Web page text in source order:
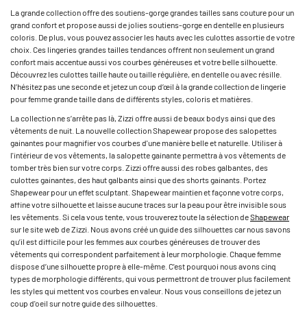
La grande collection offre des soutiens-gorge grandes tailles sans couture pour un
grand confort et propose aussi de jolies soutiens-gorge en dentelle en plusieurs
coloris. De plus, vous pouvez associer les hauts avec les culottes assortie de votre
choix. Ces lingeries grandes tailles tendances offrent non seulement un grand
confort mais accentue aussi vos courbes généreuses et votre belle silhouette.
Découvrez les culottes taille haute ou taille régulière, en dentelle ou avec résille.
N’hésitez pas une seconde et jetez un coup d’œil à la grande collection de lingerie
pour femme grande taille dans de différents styles, coloris et matières.
La collection ne s’arrête pas là, Zizzi offre aussi de beaux bodys ainsi que des
vêtements de nuit. La nouvelle collection Shapewear propose des salopettes
gainantes pour magnifier vos courbes d'une manière belle et naturelle. Utiliser à
l'intérieur de vos vêtements, la salopette gainante permettra à vos vêtements de
tomber très bien sur votre corps. Zizzi offre aussi des robes galbantes, des
culottes gainantes, des haut galbants ainsi que des shorts gainants. Portez
Shapewear pour un effet sculptant. Shapewear maintien et façonne votre corps,
affine votre silhouette et laisse aucune traces sur la peau pour être invisible sous
les vêtements. Si cela vous tente, vous trouverez toute la sélection deShapewear
sur le site web de Zizzi. Nous avons créé un guide des silhouettes car nous savons
qu’il est difficile pour les femmes aux courbes généreuses de trouver des
vêtements qui correspondent parfaitement à leur morphologie. Chaque femme
dispose d’une silhouette propre à elle-même. C'est pourquoi nous avons cinq
types de morphologie différents, qui vous permettront de trouver plus facilement
les styles qui mettent vos courbes en valeur. Nous vous conseillons de jetez un
coup d'oeil sur notre guide des silhouettes.